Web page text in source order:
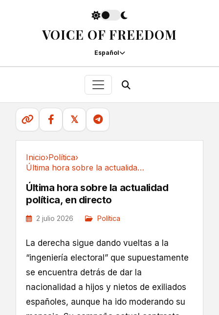
VOICE OF FREEDOM
Español
𝕏
Inicio›Política›
Última hora sobre la actualidad política, en directo
Última hora sobre la actualidad
política, en directo
2 julio 2026 Política
La derecha sigue dando vueltas a la
“ingeniería electoral” que supuestamente
se encuentra detrás de dar la
nacionalidad a hijos y nietos de exiliados
españoles, aunque ha ido moderando su